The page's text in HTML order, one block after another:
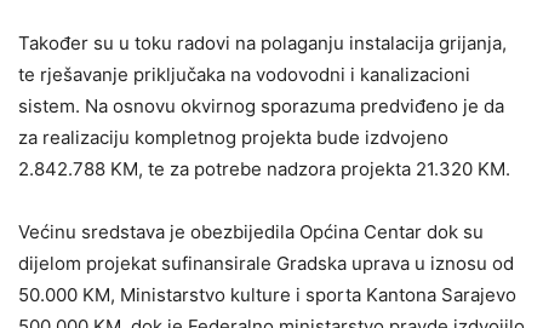
Također su u toku radovi na polaganju instalacija grijanja,
te rješavanje priključaka na vodovodni i kanalizacioni
sistem. Na osnovu okvirnog sporazuma predviđeno je da
za realizaciju kompletnog projekta bude izdvojeno
2.842.788 KM, te za potrebe nadzora projekta 21.320 KM.
Većinu sredstava je obezbijedila Općina Centar dok su
dijelom projekat sufinansirale Gradska uprava u iznosu od
50.000 KM, Ministarstvo kulture i sporta Kantona Sarajevo